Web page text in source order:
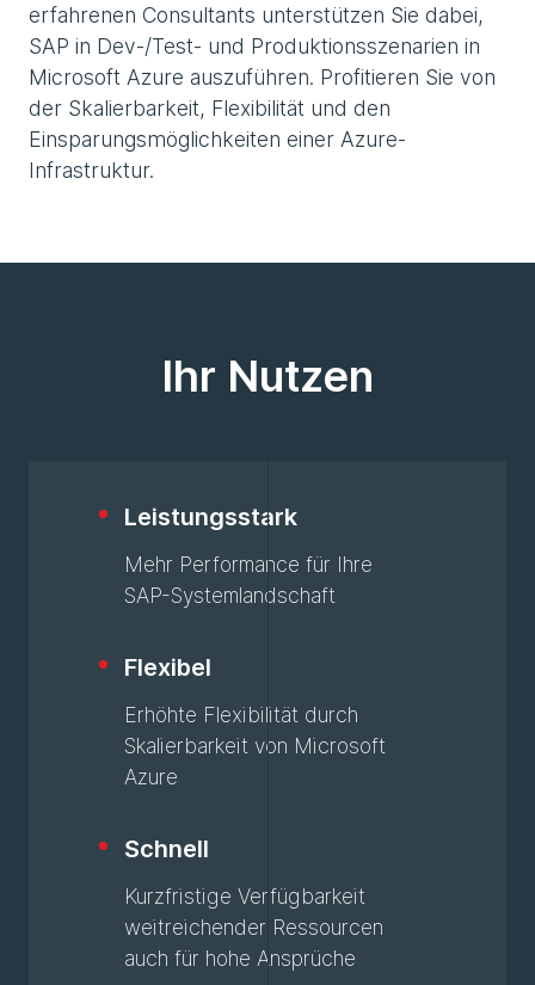
erfahrenen Consultants unterstützen Sie dabei,
SAP in Dev-/Test- und Produktionsszenarien in
Microsoft Azure auszuführen. Profitieren Sie von
der Skalierbarkeit, Flexibilität und den
Einsparungsmöglichkeiten einer Azure-
Infrastruktur.
Ihr Nutzen
Leistungsstark
Mehr Performance für Ihre
SAP-Systemlandschaft
Flexibel
Erhöhte Flexibilität durch
Skalierbarkeit von Microsoft
Azure
Schnell
Kurzfristige Verfügbarkeit
weitreichender Ressourcen
auch für hohe Ansprüche